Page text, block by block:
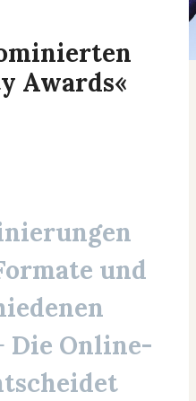
Awards«
und
Die Online-